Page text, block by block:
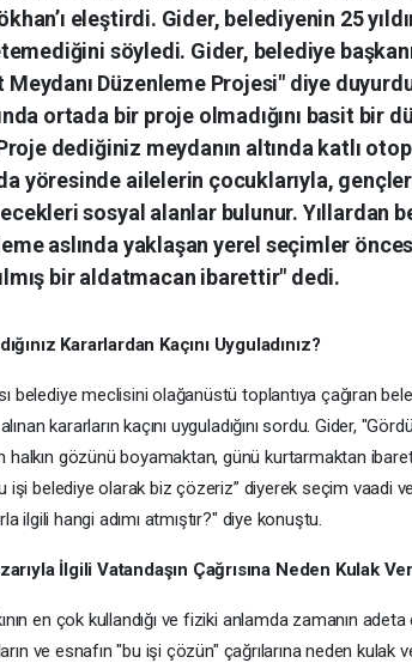
eleştirdi. Gider, belediyenin 25
söyledi. Gider, belediye
Düzenleme Projesi" diye
ortada bir proje olmadığını basit bir
dediğiniz meydanın altında katlı
yöresinde ailelerin çocuklarıyla,
sosyal alanlar bulunur. Yıllardan
aslında yaklaşan yerel seçimler
bir aldatmacan ibarettir" dedi.
Kararlardan Kaçını Uyguladınız?
belediye meclisini olağanüstü toplantıya çağıran
kararların kaçını uyguladığını sordu. Gider,
halkın gözünü boyamaktan, günü kurtarmaktan
işi belediye olarak biz çözeriz” diyerek seçim vaadi
ilgili hangi adımı atmıştır?" diye konuştu.
İlgili Vatandaşın Çağrısına Neden Kulak
en çok kullandığı ve fiziki anlamda zamanın
ve esnafın "bu işi çözün" çağrılarına neden kulak